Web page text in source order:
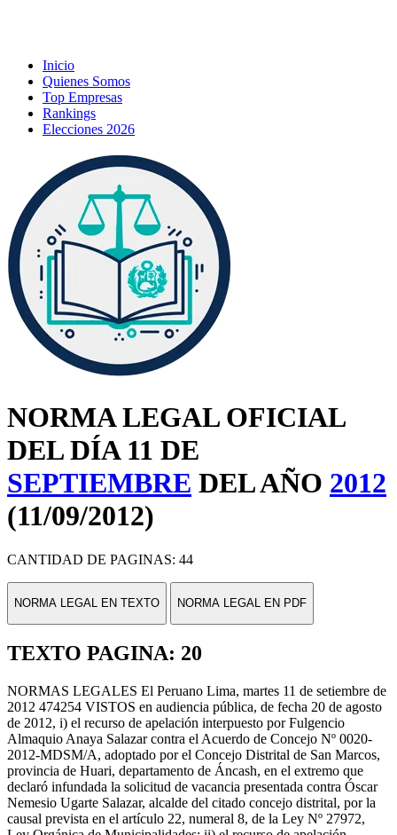
Inicio
Quienes Somos
Top Empresas
Rankings
Elecciones 2026
NORMA LEGAL OFICIAL
DEL DÍA 11 DE
SEPTIEMBRE DEL AÑO 2012
(11/09/2012)
CANTIDAD DE PAGINAS: 44
NORMA LEGAL EN TEXTO NORMA LEGAL EN PDF
TEXTO PAGINA: 20
NORMAS LEGALES El Peruano Lima, martes 11 de setiembre de
2012 474254 VISTOS en audiencia pública, de fecha 20 de agosto
de 2012, i) el recurso de apelación interpuesto por Fulgencio
Almaquio Anaya Salazar contra el Acuerdo de Concejo Nº 0020-
2012-MDSM/A, adoptado por el Concejo Distrital de San Marcos,
provincia de Huari, departamento de Áncash, en el extremo que
declaró infundada la solicitud de vacancia presentada contra Óscar
Nemesio Ugarte Salazar, alcalde del citado concejo distrital, por la
causal prevista en el artículo 22, numeral 8, de la Ley Nº 27972,